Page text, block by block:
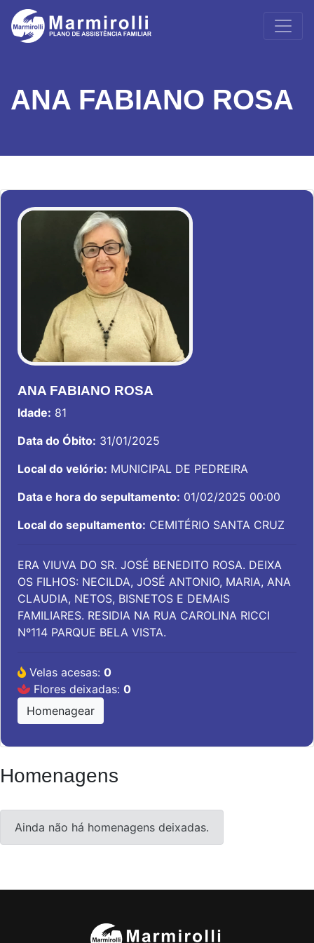
ANA FABIANO ROSA
ANA FABIANO ROSA
Idade: 81
Data do Óbito: 31/01/2025
Local do velório: MUNICIPAL DE PEDREIRA
Data e hora do sepultamento: 01/02/2025 00:00
Local do sepultamento: CEMITÉRIO SANTA CRUZ
ERA VIUVA DO SR. JOSÉ BENEDITO ROSA. DEIXA
OS FILHOS: NECILDA, JOSÉ ANTONIO, MARIA, ANA
CLAUDIA, NETOS, BISNETOS E DEMAIS
FAMILIARES. RESIDIA NA RUA CAROLINA RICCI
Nº114 PARQUE BELA VISTA.
Velas acesas: 0
Flores deixadas: 0
Homenagear
Homenagens
Ainda não há homenagens deixadas.